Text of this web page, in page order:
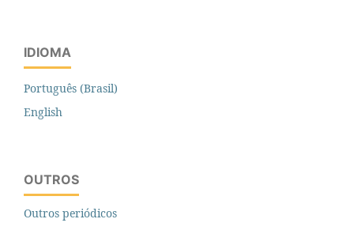
IDIOMA
Português (Brasil)
English
OUTROS
Outros periódicos